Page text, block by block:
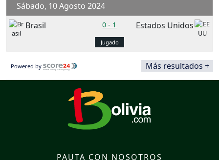
Sábado, 10 Agosto 2024
Brasil
0 - 1 Estados Unidos
Jugado
Powered by Más resultados +
PAUTA CON NOSOTROS